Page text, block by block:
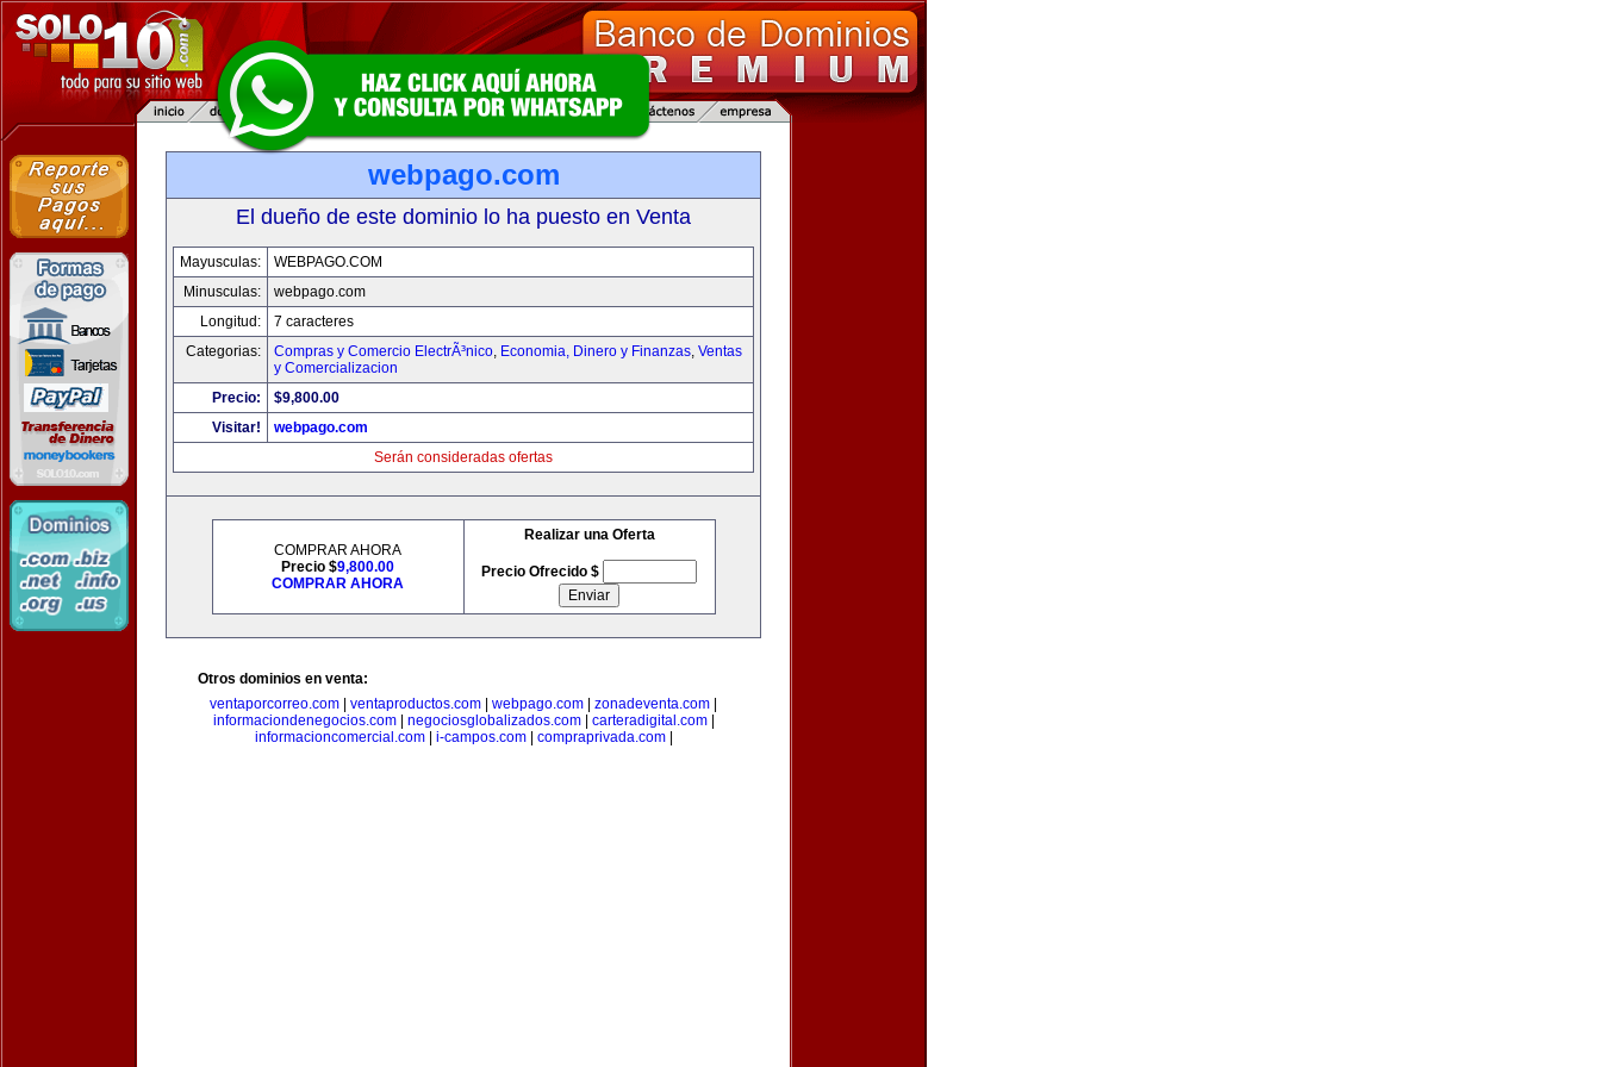
webpago.com
El dueño de este dominio lo ha puesto en Venta
Mayusculas:
WEBPAGO.COM
Minusculas:
webpago.com
Longitud:
7 caracteres
Categorias:
Compras y Comercio ElectrÃ³nico, Economia, Dinero y Finanzas, Ventas
y Comercializacion
Precio:
$9,800.00
Visitar!
webpago.com
Serán consideradas ofertas
COMPRAR AHORA
Precio $9,800.00
COMPRAR AHORA
Realizar una Oferta
Precio Ofrecido $
Otros dominios en venta:
ventaporcorreo.com
ventaproductos.com webpago.com zonadeventa.com
informaciondenegocios.com| negociosglobalizados.com| carteradigital.com|
informacioncomercial.com| i-campos.com| compraprivada.com|